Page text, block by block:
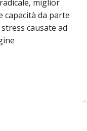
miglior
da parte
causate ad